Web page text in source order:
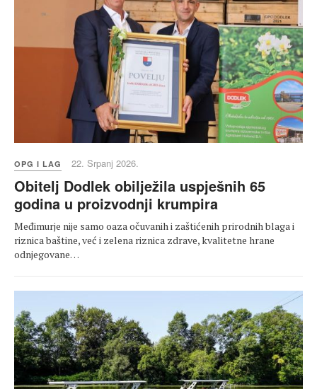
OPG I LAG 22. Srpanj 2026.
Obitelj Dodlek obilježila uspješnih 65
godina u proizvodnji krumpira
Međimurje nije samo oaza očuvanih i zaštićenih prirodnih blaga i
riznica baštine, već i zelena riznica zdrave, kvalitetne hrane
odnjegovane…